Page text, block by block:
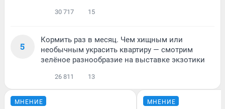
30 717 15
5
Кормить раз в месяц. Чем хищным или
необычным украсить квартиру — смотрим
зелёное разнообразие на выставке экзотики
26 811 13
МНЕНИЕ МНЕНИЕ